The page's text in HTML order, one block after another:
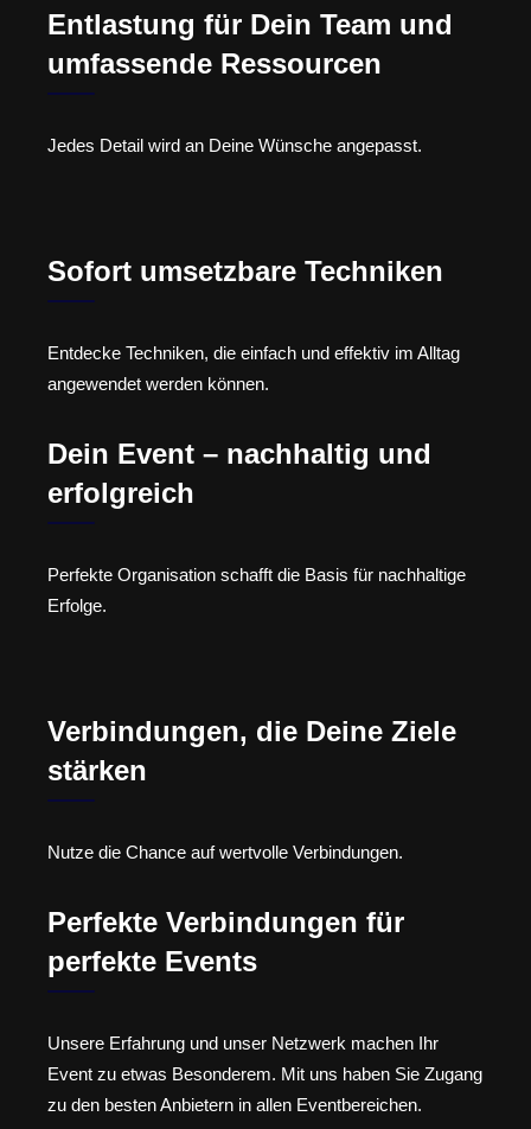
Entlastung für Dein Team und
umfassende Ressourcen
Jedes Detail wird an Deine Wünsche angepasst.
Sofort umsetzbare Techniken
Entdecke Techniken, die einfach und effektiv im Alltag
angewendet werden können.
Dein Event – nachhaltig und
erfolgreich
Perfekte Organisation schafft die Basis für nachhaltige
Erfolge.
Verbindungen, die Deine Ziele
stärken
Nutze die Chance auf wertvolle Verbindungen.
Perfekte Verbindungen für
perfekte Events
Unsere Erfahrung und unser Netzwerk machen Ihr
Event zu etwas Besonderem. Mit uns haben Sie Zugang
zu den besten Anbietern in allen Eventbereichen.